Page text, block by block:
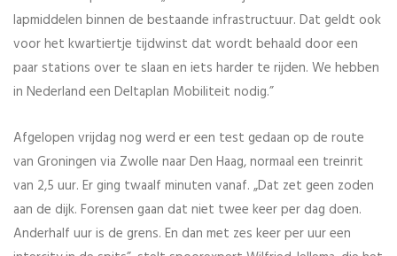
lapmiddelen binnen de bestaande infrastructuur. Dat geldt ook
voor het kwartiertje tijdwinst dat wordt behaald door een
paar stations over te slaan en iets harder te rijden. We hebben
in Nederland een Deltaplan Mobiliteit nodig.”
Afgelopen vrijdag nog werd er een test gedaan op de route
van Groningen via Zwolle naar Den Haag, normaal een treinrit
van 2,5 uur. Er ging twaalf minuten vanaf. „Dat zet geen zoden
aan de dijk. Forensen gaan dat niet twee keer per dag doen.
Anderhalf uur is de grens. En dan met zes keer per uur een